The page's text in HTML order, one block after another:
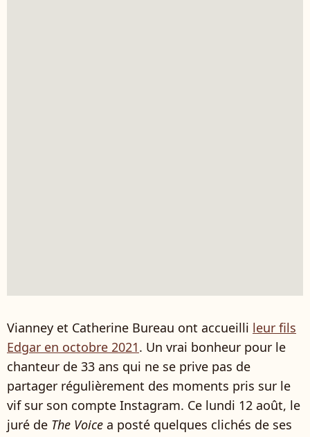
Vianney et Catherine Bureau ont accueilli leur fils
Edgar en octobre 2021. Un vrai bonheur pour le
chanteur de 33 ans qui ne se prive pas de
partager régulièrement des moments pris sur le
vif sur son compte Instagram. Ce lundi 12 août, le
juré de The Voice a posté quelques clichés de ses